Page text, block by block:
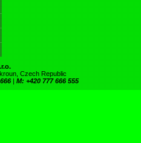
Czech Republic
| M: +420 777 666 555